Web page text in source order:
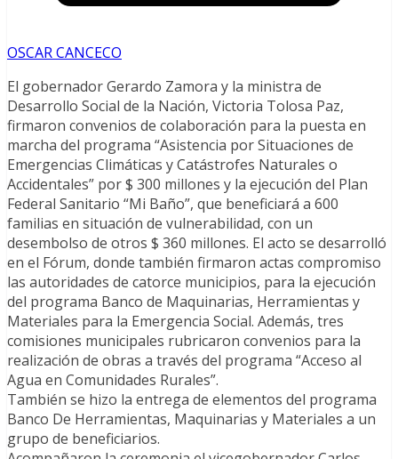
OSCAR CANCECO
El gobernador Gerardo Zamora y la ministra de
Desarrollo Social de la Nación, Victoria Tolosa Paz,
firmaron convenios de colaboración para la puesta en
marcha del programa “Asistencia por Situaciones de
Emergencias Climáticas y Catástrofes Naturales o
Accidentales” por $ 300 millones y la ejecución del Plan
Federal Sanitario “Mi Baño”, que beneficiará a 600
familias en situación de vulnerabilidad, con un
desembolso de otros $ 360 millones. El acto se desarrolló
en el Fórum, donde también firmaron actas compromiso
las autoridades de catorce municipios, para la ejecución
del programa Banco de Maquinarias, Herramientas y
Materiales para la Emergencia Social. Además, tres
comisiones municipales rubricaron convenios para la
realización de obras a través del programa “Acceso al
Agua en Comunidades Rurales”.
También se hizo la entrega de elementos del programa
Banco De Herramientas, Maquinarias y Materiales a un
grupo de beneficiarios.